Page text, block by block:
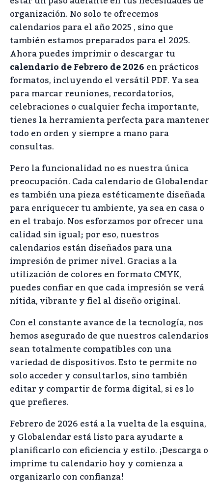
organización. No solo te ofrecemos
calendarios para el año 2025 , sino que
también estamos preparados para el 2025.
Ahora puedes imprimir o descargar tu
calendario de Febrero de 2026en prácticos
formatos, incluyendo el versátil PDF. Ya sea
para marcar reuniones, recordatorios,
celebraciones o cualquier fecha importante,
tienes la herramienta perfecta para mantener
todo en orden y siempre a mano para
consultas.
Pero la funcionalidad no es nuestra única
preocupación. Cada calendario de Globalendar
es también una pieza estéticamente diseñada
para enriquecer tu ambiente, ya sea en casa o
en el trabajo. Nos esforzamos por ofrecer una
calidad sin igual; por eso, nuestros
calendarios están diseñados para una
impresión de primer nivel. Gracias a la
utilización de colores en formato CMYK,
puedes confiar en que cada impresión se verá
nítida, vibrante y fiel al diseño original.
Con el constante avance de la tecnología, nos
hemos asegurado de que nuestros calendarios
sean totalmente compatibles con una
variedad de dispositivos. Esto te permite no
solo acceder y consultarlos, sino también
editar y compartir de forma digital, si es lo
que prefieres.
Febrero de 2026 está a la vuelta de la esquina,
y Globalendar está listo para ayudarte a
planificarlo con eficiencia y estilo. ¡Descarga o
imprime tu calendario hoy y comienza a
organizarlo con confianza!